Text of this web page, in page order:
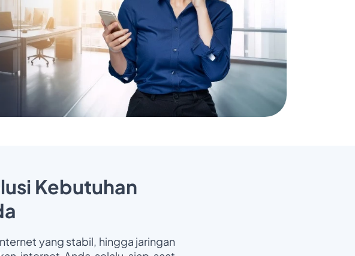
Kebutuhan
yang stabil, hingga jaringan